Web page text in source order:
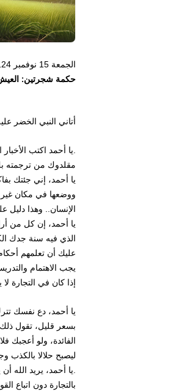
الجمعة 15 نوفمبر 2124.
حكمة شجرتين: العيش
أتاني النبي الخضر
.يا أحمد اكتب
مقلدوك من ترجمته
يا أحمد، إني جئتك
ووضعها في مكان غير
الإنسان.. وهذا دليل
يا أحمد، إن كل من
الذي فيه سنة جدك
عليك أن تعلمهم
يجب الاهتمام
إذا كان في التجارة
يا أحمد، دع نفسك
بسعر قليل، تقول
الفائدة، ولو أعجبك
ليصبح حلالا بالكذب
.يا أحمد، يريد الله
بالتجارة دون اتباع